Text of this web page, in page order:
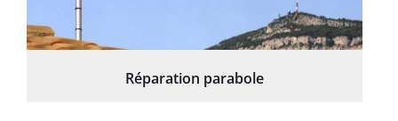
Réparation parabole